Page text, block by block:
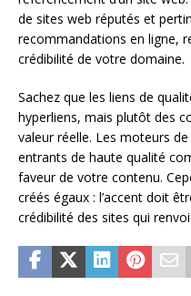
de sites web réputés et
recommandations en ligne,
crédibilité de votre domaine.
Sachez que les liens de
hyperliens, mais plutôt des
valeur réelle. Les moteurs
entrants de haute qualité
faveur de votre contenu.
créés égaux : l’accent doit
crédibilité des sites qui